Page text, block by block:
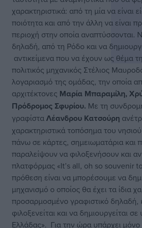
χαρακτηριστικά: από τη μία να είναι
ποιότητα και από την άλλη να είναι
περιοχή στην οποία αναπτύσσονται.
δηλαδή, από τη Ρόδο και να
αντικείμενα που να έχουν ως θέμα
πολιτικός μηχανικός Στέλιος
λογαριασμό της ομάδας, την οποία
αρχιτέκτονες Μαρία Μπαραμίλη,
Πρόδρομος Σφυρίου. Με τη
γραφίσταΛέανδρου Κατσούρη
χαρακτηριστικά τοπόσημα του
πάνω σε κάρτες, σημειωματάρια και
παραλείψουν να φιλοξενήσουν και
πλατφόρμας «It’s all, oh so souvenir
πρόθεση είναι να μπορέσουμε να
μηχανισμό ο οποίος θα έχει τα ίδια
προσαρμοσμένο γραφιστικό δηλαδή,
φιλοξενείται και να δημιουργείται
Ελλάδας». Για την ώρα υπάρχει